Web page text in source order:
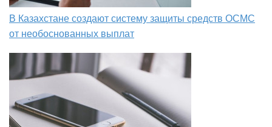
В Казахстане создают систему защиты средств ОСМС
от необоснованных выплат